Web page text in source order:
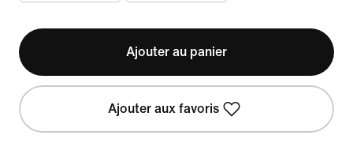
Ajouter au panier
Ajouter aux favoris